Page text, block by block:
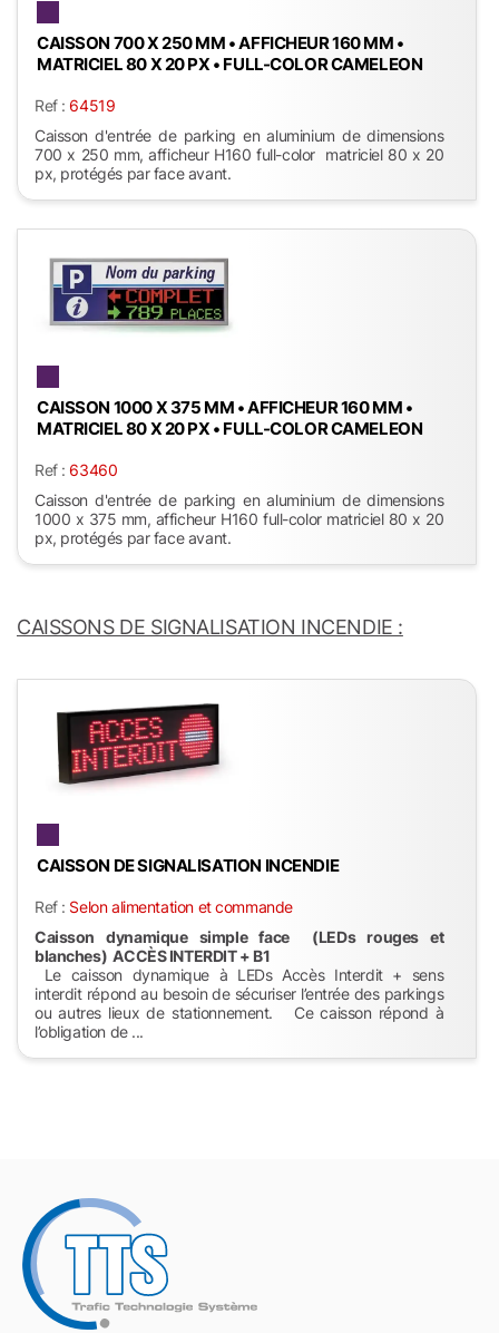
CAISSON 700 X 250 MM • AFFICHEUR 160 MM •
MATRICIEL 80 X 20 PX • FULL-COLOR CAMELEON
Ref :64519
Caisson d'entrée de parking en aluminium de dimensions
700 x 250 mm, afficheur H160 full-color matriciel 80 x 20
px, protégés par face avant.
CAISSON 1000 X 375 MM • AFFICHEUR 160 MM •
MATRICIEL 80 X 20 PX • FULL-COLOR CAMELEON
Ref :63460
Caisson d'entrée de parking en aluminium de dimensions
1000 x 375 mm, afficheur H160 full-color matriciel 80 x 20
px, protégés par face avant.
CAISSONS DE SIGNALISATION INCENDIE :
CAISSON DE SIGNALISATION INCENDIE
Ref : Selon alimentation et commande
Caisson dynamique simple face (LEDs rouges et
blanches) ACCÈS INTERDIT + B1
Le caisson dynamique à LEDs Accès Interdit + sens
interdit répond au besoin de sécuriser l’entrée des parkings
ou autres lieux de stationnement. Ce caisson répond à
l’obligation de ...